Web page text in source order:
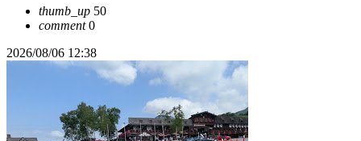
thumb_up 50
comment0
2026/08/06 12:38